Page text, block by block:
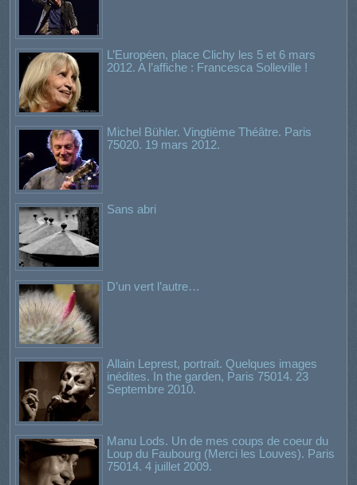
L’Européen, place Clichy les 5 et 6 mars
2012. A l’affiche : Francesca Solleville !
Michel Bühler. Vingtième Théâtre. Paris
75020. 19 mars 2012.
Sans abri
D’un vert l’autre…
Allain Leprest, portrait. Quelques images
inédites. In the garden, Paris 75014. 23
Septembre 2010.
Manu Lods. Un de mes coups de coeur du
Loup du Faubourg (Merci les Louves). Paris
75014. 4 juillet 2009.